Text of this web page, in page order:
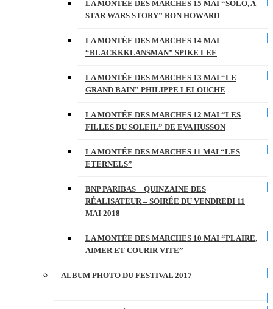
LA MONTÉE DES MARCHES 15 MAI “SOLO, A
STAR WARS STORY” RON HOWARD
LA MONTÉE DES MARCHES 14 MAI
“BLACKKKLANSMAN” SPIKE LEE
LA MONTÉE DES MARCHES 13 MAI “LE
GRAND BAIN” PHILIPPE LELOUCHE
LA MONTÉE DES MARCHES 12 MAI “LES
FILLES DU SOLEIL” DE EVA HUSSON
LA MONTÉE DES MARCHES 11 MAI “LES
ETERNELS”
BNP PARIBAS – QUINZAINE DES
RÉALISATEUR – SOIRÉE DU VENDREDI 11
MAI 2018
LA MONTÉE DES MARCHES 10 MAI “PLAIRE,
AIMER ET COURIR VITE”
ALBUM PHOTO DU FESTIVAL 2017